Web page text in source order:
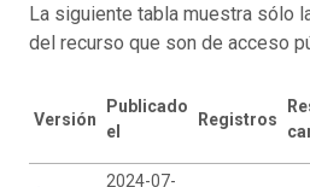
La siguiente tabla muestra sólo
del recurso que son de acceso
Versión
Publicado
el
Registros
2024-07-